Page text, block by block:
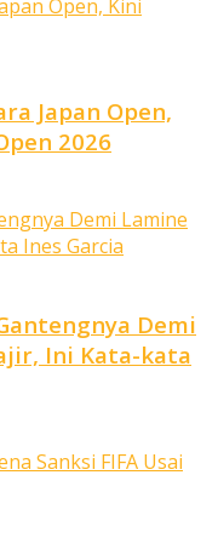
Japan Open,
2026
Demi
Ini Kata-kata